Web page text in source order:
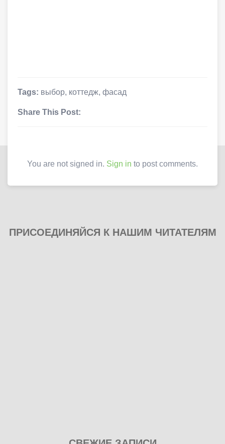
Tags: выбор, коттедж, фасад
Share This Post:
You are not signed in. Sign in to post comments.
ПРИСОЕДИНЯЙСЯ К НАШИМ ЧИТАТЕЛЯМ